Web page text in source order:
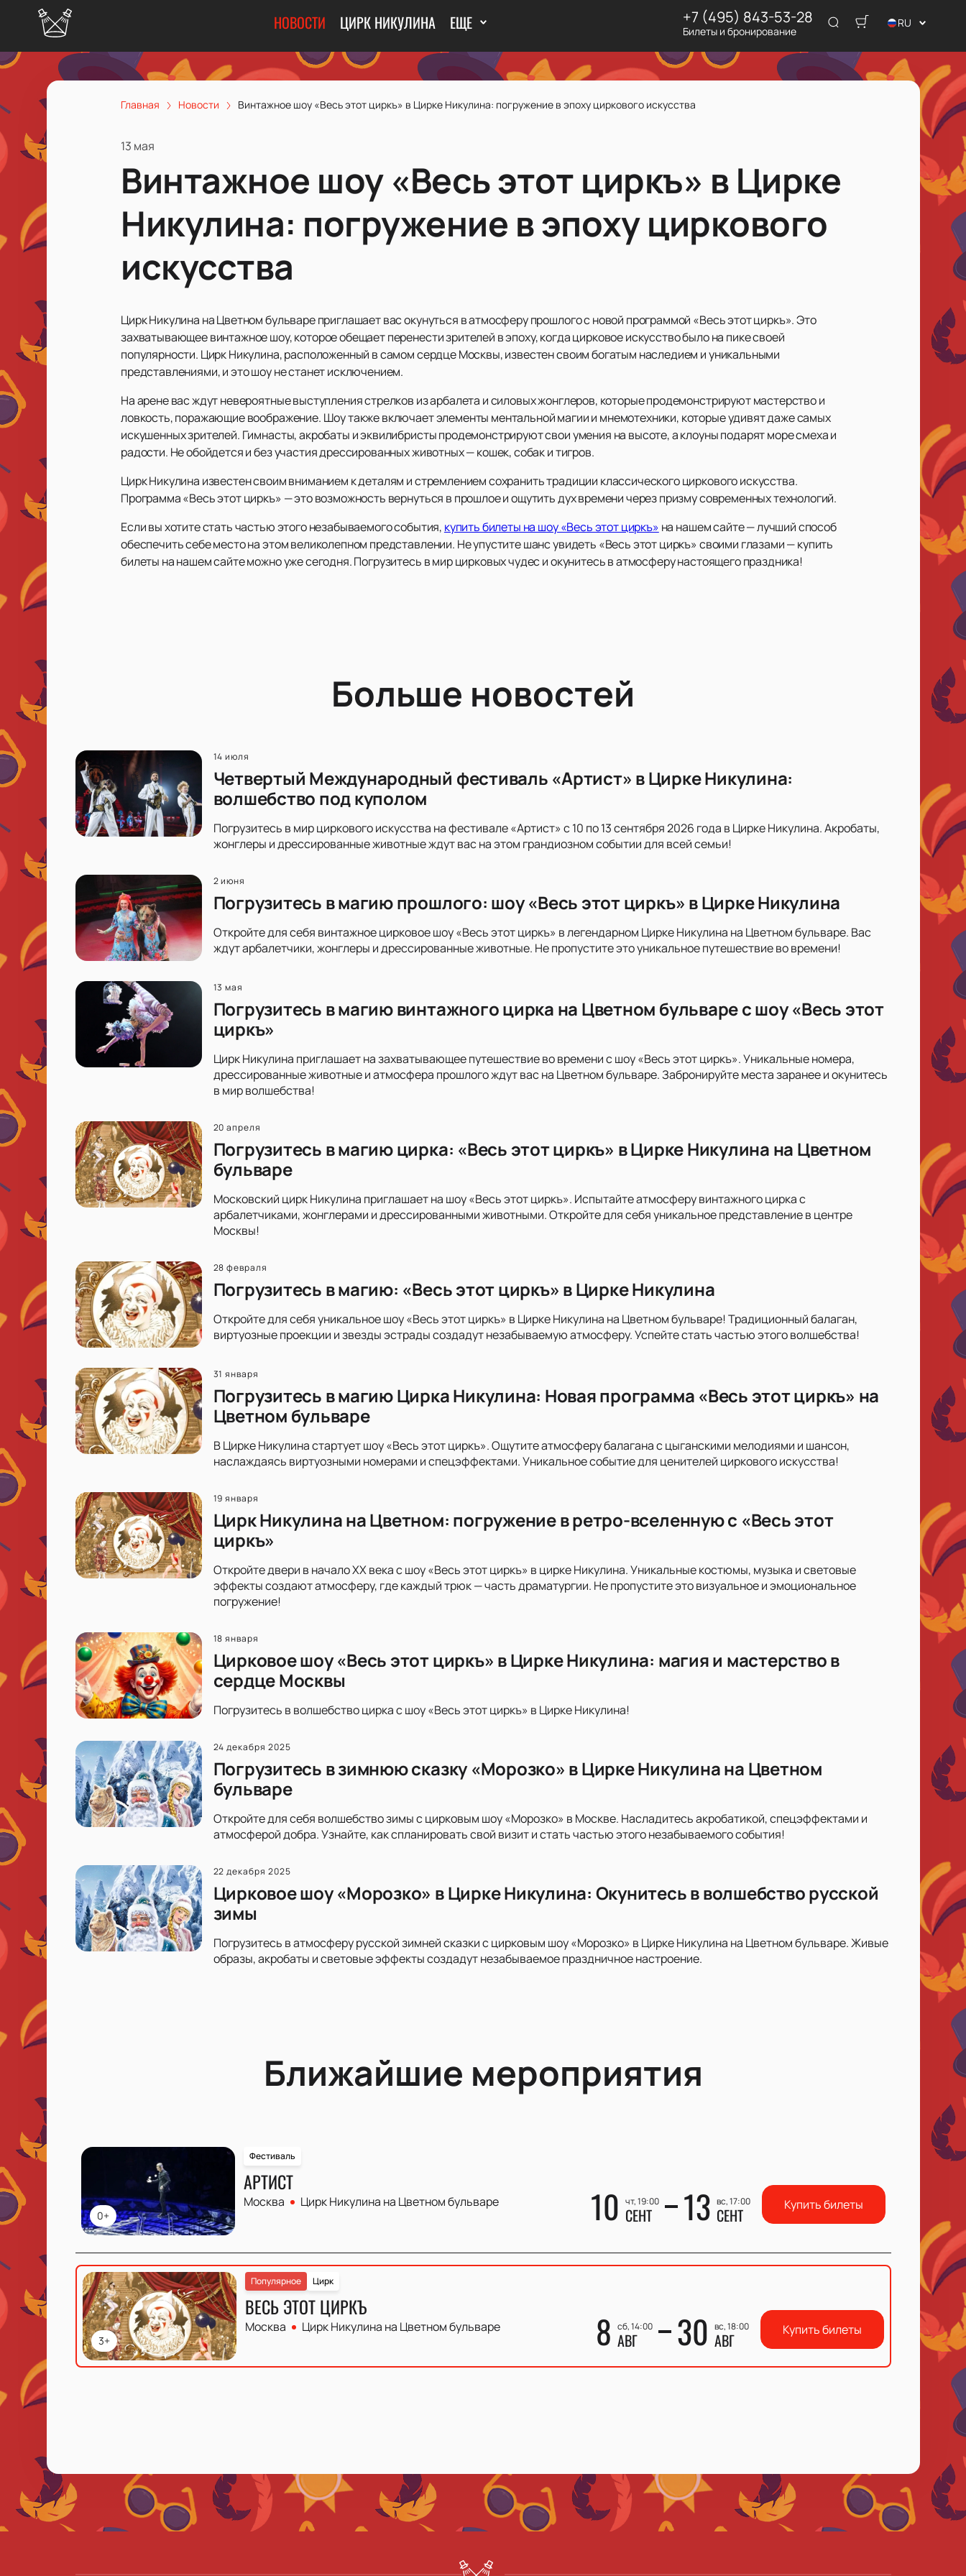
НОВОСТИ ЦИРК НИКУЛИНА ЕЩЕ +7 (495) 843-53-28
Билеты и бронирование
RU
Главная Новости Винтажное шоу «Весь этот циркъ» в Цирке Никулина: погружение в эпоху циркового искусства
13 мая
Винтажное шоу «Весь этот циркъ» в Цирке
Никулина: погружение в эпоху циркового
искусства
Цирк Никулина на Цветном бульваре приглашает вас окунуться в атмосферу прошлого с новой программой «Весь этот циркъ». Это
захватывающее винтажное шоу, которое обещает перенести зрителей в эпоху, когда цирковое искусство было на пике своей
популярности. Цирк Никулина, расположенный в самом сердце Москвы, известен своим богатым наследием и уникальными
представлениями, и это шоу не станет исключением.
На арене вас ждут невероятные выступления стрелков из арбалета и силовых жонглеров, которые продемонстрируют мастерство и
ловкость, поражающие воображение. Шоу также включает элементы ментальной магии и мнемотехники, которые удивят даже самых
искушенных зрителей. Гимнасты, акробаты и эквилибристы продемонстрируют свои умения на высоте, а клоуны подарят море смеха и
радости. Не обойдется и без участия дрессированных животных — кошек, собак и тигров.
Цирк Никулина известен своим вниманием к деталям и стремлением сохранить традиции классического циркового искусства.
Программа «Весь этот циркъ» — это возможность вернуться в прошлое и ощутить дух времени через призму современных технологий.
Если вы хотите стать частью этого незабываемого события, купить билеты на шоу «Весь этот циркъ» на нашем сайте — лучший способ
обеспечить себе место на этом великолепном представлении. Не упустите шанс увидеть «Весь этот циркъ» своими глазами — купить
билеты на нашем сайте можно уже сегодня. Погрузитесь в мир цирковых чудес и окунитесь в атмосферу настоящего праздника!
Больше новостей
14 июля
Четвертый Международный фестиваль «Артист» в Цирке Никулина:
волшебство под куполом
Погрузитесь в мир циркового искусства на фестивале «Артист» с 10 по 13 сентября 2026 года в Цирке Никулина. Акробаты,
жонглеры и дрессированные животные ждут вас на этом грандиозном событии для всей семьи!
2 июня
Погрузитесь в магию прошлого: шоу «Весь этот циркъ» в Цирке Никулина
Откройте для себя винтажное цирковое шоу «Весь этот циркъ» в легендарном Цирке Никулина на Цветном бульваре. Вас
ждут арбалетчики, жонглеры и дрессированные животные. Не пропустите это уникальное путешествие во времени!
13 мая
Погрузитесь в магию винтажного цирка на Цветном бульваре с шоу «Весь этот
циркъ»
Цирк Никулина приглашает на захватывающее путешествие во времени с шоу «Весь этот циркъ». Уникальные номера,
дрессированные животные и атмосфера прошлого ждут вас на Цветном бульваре. Забронируйте места заранее и окунитесь
в мир волшебства!
20 апреля
Погрузитесь в магию цирка: «Весь этот циркъ» в Цирке Никулина на Цветном
бульваре
Московский цирк Никулина приглашает на шоу «Весь этот циркъ». Испытайте атмосферу винтажного цирка с
арбалетчиками, жонглерами и дрессированными животными. Откройте для себя уникальное представление в центре
Москвы!
28 февраля
Погрузитесь в магию: «Весь этот циркъ» в Цирке Никулина
Откройте для себя уникальное шоу «Весь этот циркъ» в Цирке Никулина на Цветном бульваре! Традиционный балаган,
виртуозные проекции и звезды эстрады создадут незабываемую атмосферу. Успейте стать частью этого волшебства!
31 января
Погрузитесь в магию Цирка Никулина: Новая программа «Весь этот циркъ» на
Цветном бульваре
В Цирке Никулина стартует шоу «Весь этот циркъ». Ощутите атмосферу балагана с цыганскими мелодиями и шансон,
наслаждаясь виртуозными номерами и спецэффектами. Уникальное событие для ценителей циркового искусства!
19 января
Цирк Никулина на Цветном: погружение в ретро-вселенную с «Весь этот
циркъ»
Откройте двери в начало XX века с шоу «Весь этот циркъ» в цирке Никулина. Уникальные костюмы, музыка и световые
эффекты создают атмосферу, где каждый трюк — часть драматургии. Не пропустите это визуальное и эмоциональное
погружение!
18 января
Цирковое шоу «Весь этот циркъ» в Цирке Никулина: магия и мастерство в
сердце Москвы
Погрузитесь в волшебство цирка с шоу «Весь этот циркъ» в Цирке Никулина!
24 декабря 2025
Погрузитесь в зимнюю сказку «Морозко» в Цирке Никулина на Цветном
бульваре
Откройте для себя волшебство зимы с цирковым шоу «Морозко» в Москве. Насладитесь акробатикой, спецэффектами и
атмосферой добра. Узнайте, как спланировать свой визит и стать частью этого незабываемого события!
22 декабря 2025
Цирковое шоу «Морозко» в Цирке Никулина: Окунитесь в волшебство русской
зимы
Погрузитесь в атмосферу русской зимней сказки с цирковым шоу «Морозко» в Цирке Никулина на Цветном бульваре. Живые
образы, акробаты и световые эффекты создадут незабываемое праздничное настроение.
Ближайшие мероприятия
0+
Фестиваль
АРТИСТ
Москва Цирк Никулина на Цветном бульваре 10 чт, 19:00
СЕНТ 13 вс, 17:00
СЕНТ Купить билеты
3+
Цирк
Популярное
ВЕСЬ ЭТОТ ЦИРКЪ
Москва Цирк Никулина на Цветном бульваре 8 сб, 14:00
АВГ 30 вс, 18:00
АВГ Купить билеты